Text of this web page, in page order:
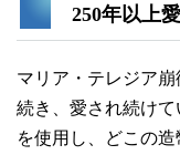
250年以上
マリア・テレジア
続き、愛され続け
を使用し、どこの